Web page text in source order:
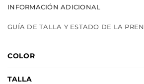
INFORMACIÓN ADICIONAL
GUÍA DE TALLA Y ESTADO DE LA
COLOR
TALLA